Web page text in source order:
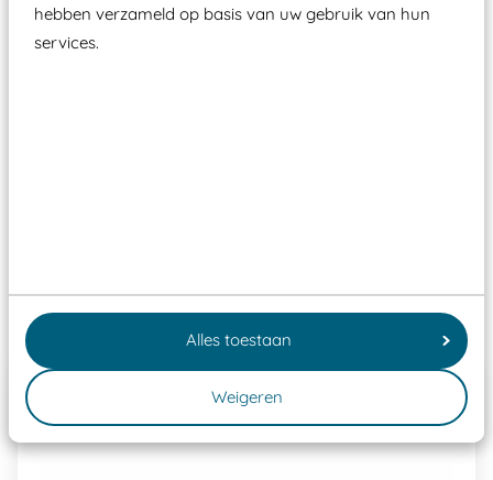
hebben verzameld op basis van uw gebruik van hun
services.
Alles toestaan
Weigeren
Elk speeltoestel in de openbare ruimte voorzien
Past er goed bij